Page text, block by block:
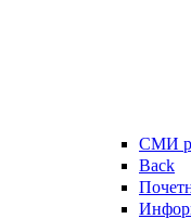
СМИ
Back